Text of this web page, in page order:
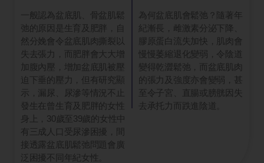
一般認為盆底肌、骨盆肌鬆
弛的原因是生育及肥胖，自
然分娩會令盆底肌肉撕裂以
失去張力，而肥胖會大大增
加腹內壓，增加盆底肌被壓
迫下垂的壓力，但有研究顯
示，漏尿、尿滲等情況不止
發生在曾生育及肥胖的女性
身上，30歲至39歲的女性中
有三成人口受尿滲困擾，間
接透露盆底肌鬆弛問題會廣
泛困擾不同年紀女性。
為何盆底肌會鬆弛？隨著年
紀漸長，雌激素分泌下降、
膠原蛋白流失加快，肌肉會
慢慢萎縮退化變弱，令陰道
變得乾澀鬆弛，而盆底肌肉
的張力及強度亦會變弱，甚
至令子宮、直腸或膀胱因失
去承托力而跌進陰道。